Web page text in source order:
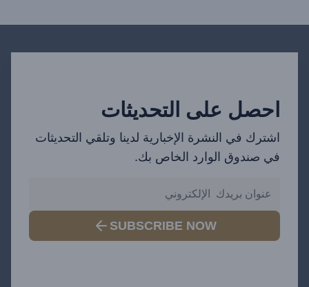
احصل على التحديثات
اشترك في النشرة الإخبارية لدينا وتلقي التحديثات
في صندوق الوارد الخاص بك.
SUBSCRIBE NOW